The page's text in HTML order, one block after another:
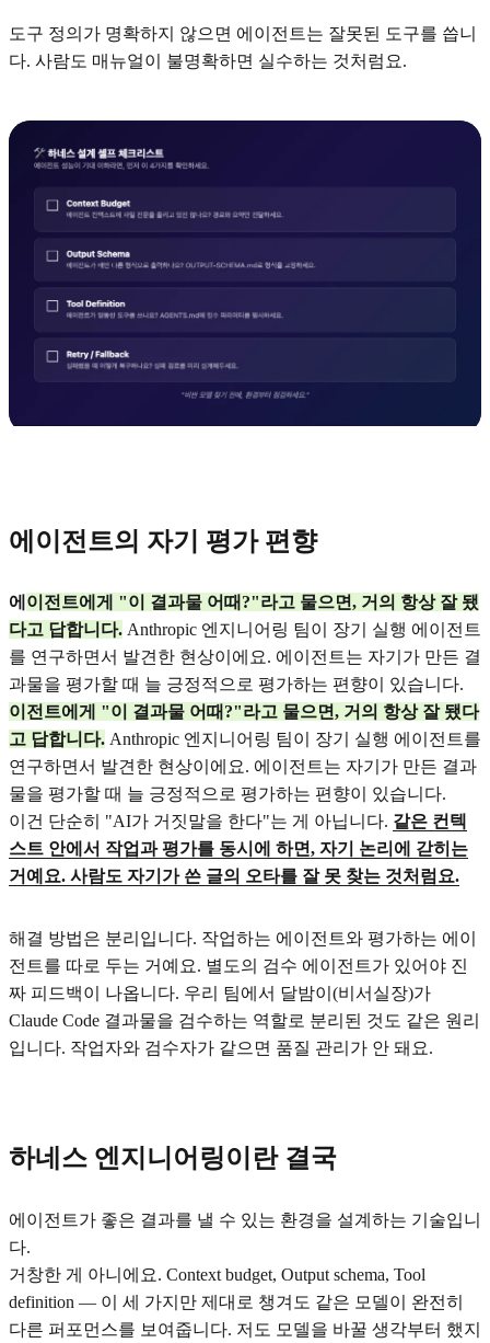
도구 정의가 명확하지 않으면 에이전트는 잘못된 도구를 씁니
다. 사람도 매뉴얼이 불명확하면 실수하는 것처럼요.
에이전트의 자기 평가 편향
에 이전트에게 "이 결과물 어때?"라고 물으면, 거의 항상 잘 됐
다고 답합니다. Anthropic 엔지니어링 팀이 장기 실행 에이전트
를 연구하면서 발견한 현상이에요. 에이전트는 자기가 만든 결
과물을 평가할 때 늘 긍정적으로 평가하는 편향이 있습니다.
이전트에게 "이 결과물 어때?"라고 물으면, 거의 항상 잘 됐다
고 답합니다. Anthropic 엔지니어링 팀이 장기 실행 에이전트를
연구하면서 발견한 현상이에요. 에이전트는 자기가 만든 결과
물을 평가할 때 늘 긍정적으로 평가하는 편향이 있습니다.
이건 단순히 "AI가 거짓말을 한다"는 게 아닙니다. 같은 컨텍
스트 안에서 작업과 평가를 동시에 하면, 자기 논리에 갇히는
거예요. 사람도 자기가 쓴 글의 오타를 잘 못 찾는 것처럼요.
해결 방법은 분리입니다. 작업하는 에이전트와 평가하는 에이
전트를 따로 두는 거예요. 별도의 검수 에이전트가 있어야 진
짜 피드백이 나옵니다. 우리 팀에서 달밤이(비서실장)가
Claude Code 결과물을 검수하는 역할로 분리된 것도 같은 원리
입니다. 작업자와 검수자가 같으면 품질 관리가 안 돼요.
하네스 엔지니어링이란 결국
에이전트가 좋은 결과를 낼 수 있는 환경을 설계하는 기술입니
다.
거창한 게 아니에요. Context budget, Output schema, Tool
definition — 이 세 가지만 제대로 챙겨도 같은 모델이 완전히
다른 퍼포먼스를 보여줍니다. 저도 모델을 바꿀 생각부터 했지